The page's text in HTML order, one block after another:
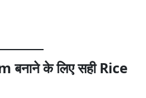
के लिए सही Rice